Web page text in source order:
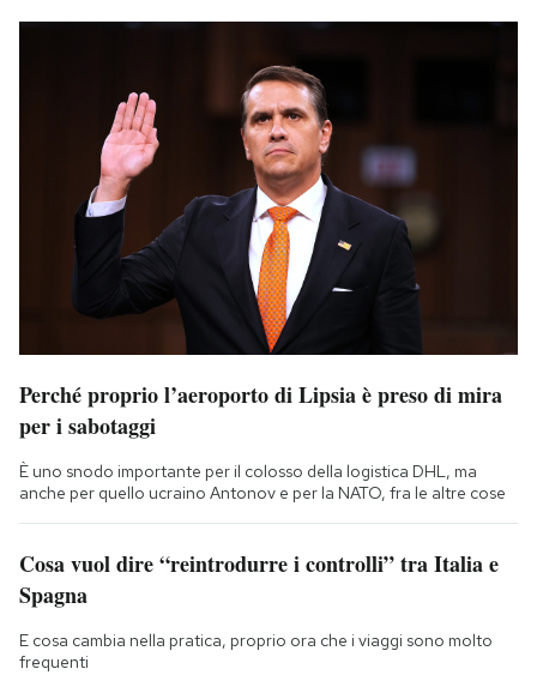
Perché proprio l’aeroporto di Lipsia è preso di mira
per i sabotaggi
È uno snodo importante per il colosso della logistica DHL, ma
anche per quello ucraino Antonov e per la NATO, fra le altre cose
Cosa vuol dire “reintrodurre i controlli” tra Italia e
Spagna
E cosa cambia nella pratica, proprio ora che i viaggi sono molto
frequenti